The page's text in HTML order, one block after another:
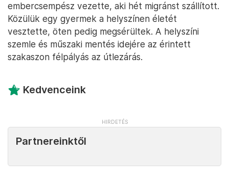
embercsempész vezette, aki hét migránst szállított.
Közülük egy gyermek a helyszínen életét
vesztette, öten pedig megsérültek. A helyszíni
szemle és műszaki mentés idejére az érintett
szakaszon félpályás az útlezárás.
Kedvenceink
Partnereinktől